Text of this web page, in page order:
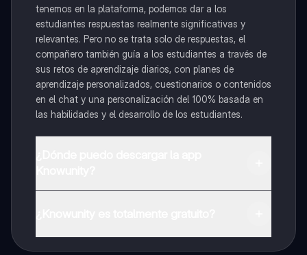
tenemos en la plataforma, podemos dar a los
estudiantes respuestas realmente significativas y
relevantes. Pero no se trata solo de respuestas, el
compañero también guía a los estudiantes a través de
sus retos de aprendizaje diarios, con planes de
aprendizaje personalizados, cuestionarios o contenidos
en el chat y una personalización del 100% basada en
las habilidades y el desarrollo de los estudiantes.